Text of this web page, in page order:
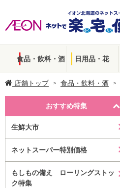
食品・飲料・酒 日用品・花
店舗トップ 食品・飲料・酒
おすすめ特集
生鮮大市
ネットスーパー特別価格
もしもの備え ローリングストッ
ク特集